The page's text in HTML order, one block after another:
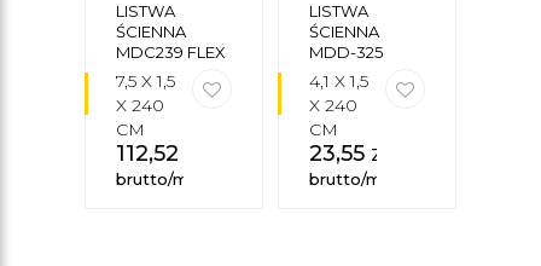
LISTWA
ŚCIENNA
MDC239 FLEX
7,5 X 1,5
X 240
CM
112,52
brutto/mb
LISTWA
ŚCIENNA
MDD-325
4,1 X 1,5
X 240
CM
23,55 zł
brutto/mb